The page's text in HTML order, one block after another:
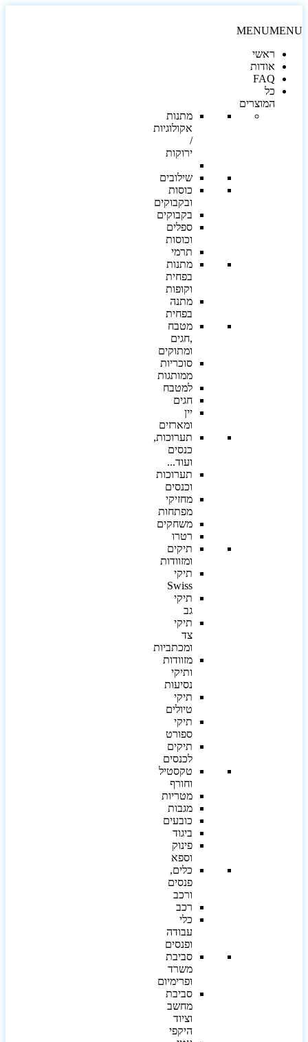
MENU
ראשי
אודות
FAQ
כל
המוצרים
מתנות
אקולוגיות
ירוקות
שילובים
כוסות
ובקבוקים
בקבוקים
ספלים
וכוסות
תרמי
מתנות
בפחית
וקופות
מתנה
בפחית
מטבח
,חגים
ומתוקים
סוכריות
ממותגות
למטבח
חגים
יין
ומארזים
תערוכות,
כנסים
ועוד...
תערוכות
וכנסים
מחזיקי
מפתחות
משחקים
רטרו
תיקים
ומזוודות
תיקי
Swiss
תיקי
תיקי
ומכתביות
מזוודות
ותיקי
נסיעות
תיקי
טיולים
תיקי
ספורט
תיקים
לכנסים
טקסטיל
וחורף
מטריות
מגבות
כובעים
ביגוד
פינוק
וספא
כלים,
פנסים
ורכב
רכב
כלי
עבודה
ופנסים
סביבת
משרד
ופרימיום
סביבת
מחשב
וציוד
היקפי